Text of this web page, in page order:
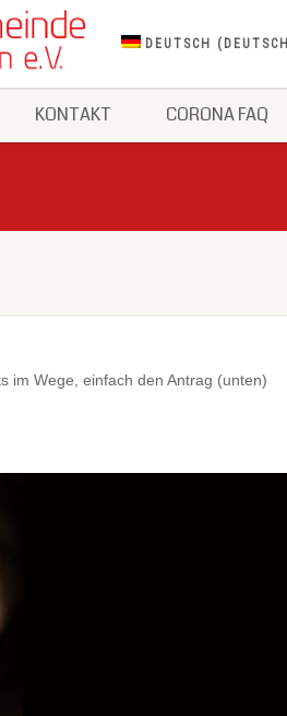
DEUTSCH ( DEUTSCH
KONTAKT CORONA FAQ
im Wege, einfach den Antrag (unten)